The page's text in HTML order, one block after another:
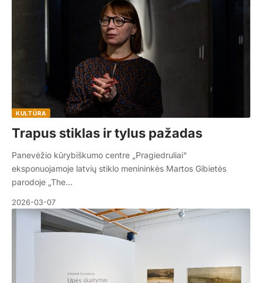
KULTŪRA
Trapus stiklas ir tylus pažadas
Panevėžio kūrybiškumo centre „Pragiedruliai“
eksponuojamoje latvių stiklo menininkės Martos Gibietės
parodoje „The…
2026-03-07